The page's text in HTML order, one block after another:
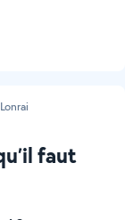
Lonrai
faut